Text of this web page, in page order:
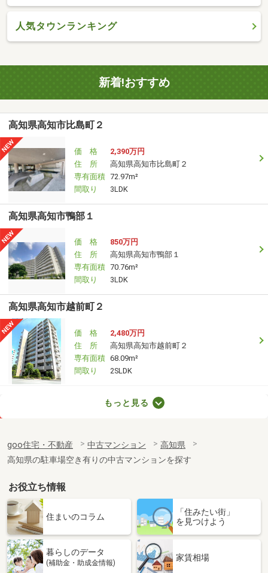
人気タウンランキング
新着!おすすめ
高知県高知市比島町２
価 格
2,390万円
住 所
高知県高知市比島町２
専有面積 72.97m²
間取り
3LDK
高知県高知市鴨部１
価 格
850万円
住 所
高知県高知市鴨部１
専有面積 70.76m²
間取り
3LDK
高知県高知市越前町２
価 格
2,480万円
住 所
高知県高知市越前町２
専有面積 68.09m²
間取り
2SLDK
高知県高知市鴨部１丁目
専有面積 70.76m²
間取り
3LDK
高知県高知市桟橋通６
価 格
1,790万円
高知県高知市桟橋通６
専有面積 70.48m²
間取り
もっと見る
goo住宅・不動産 中古マンション
高知県
高知県の駐車場空き有りの中古マンションを探す
お役立ち情報
住まいのコラム
「住みたい街」
を見つけよう
暮らしのデータ
(補助金・助成金情報)
家賃相場